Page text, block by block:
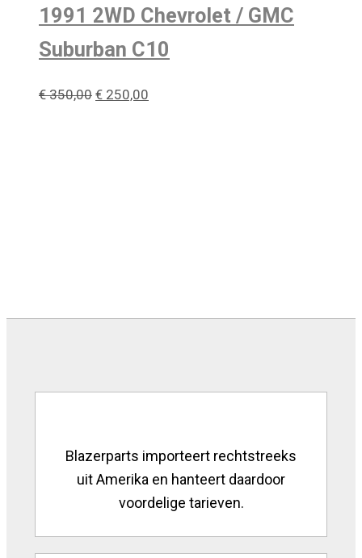
1991 2WD Chevrolet / GMC
Suburban C10
€350,00 Oorspronkelijke
€ 250,00
Blazerparts importeert rechtstreeks
uit Amerika en hanteert daardoor
voordelige tarieven.